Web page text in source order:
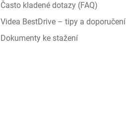
Často kladené dotazy (FAQ)
Videa BestDrive – tipy a doporučení
Dokumenty ke stažení